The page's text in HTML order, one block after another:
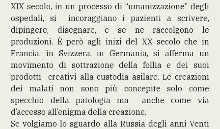
XIX secolo, in un processo di “umanizzazione” degli
ospedali, si incoraggiano i pazienti a scrivere,
dipingere, disegnare, e se ne raccolgono le
produzioni. È però agli inizi del XX secolo che in
Francia, in Svizzera, in Germania, si afferma un
movimento di sottrazione della follia e dei suoi
prodotti creativi alla custodia asilare. Le creazioni
dei malati non sono più concepite solo come
specchio della patologia ma anche come via
d’accesso all’enigma della creazione.
Se volgiamo lo sguardo alla Russia degli anni Venti